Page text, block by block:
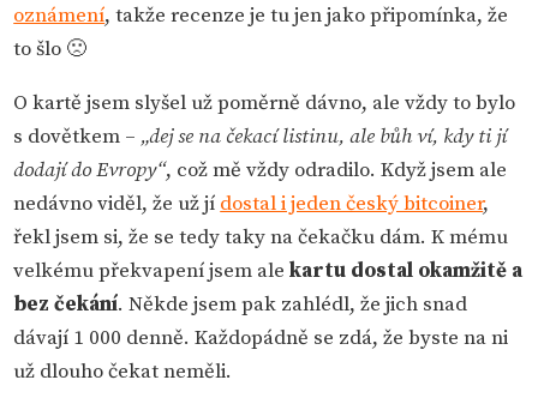
oznámení, takže recenze je tu jen jako připomínka, že
to šlo 🙁
O kartě jsem slyšel už poměrně dávno, ale vždy to bylo
s dovětkem – „dej se na čekací listinu, ale bůh ví, kdy ti jí
dodají do Evropy“, což mě vždy odradilo. Když jsem ale
nedávno viděl, že už jí dostal i jeden český bitcoiner,
řekl jsem si, že se tedy taky na čekačku dám. K mému
velkému překvapení jsem alekartu dostal okamžitě a
bez čekání. Někde jsem pak zahlédl, že jich snad
dávají 1 000 denně. Každopádně se zdá, že byste na ni
už dlouho čekat neměli.